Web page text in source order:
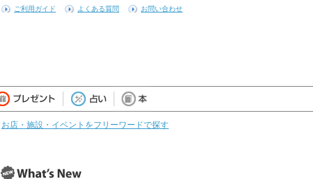
ご利用ガイド よくある質問 お問い合わせ
お店・施設・イベントをフリーワードで探す